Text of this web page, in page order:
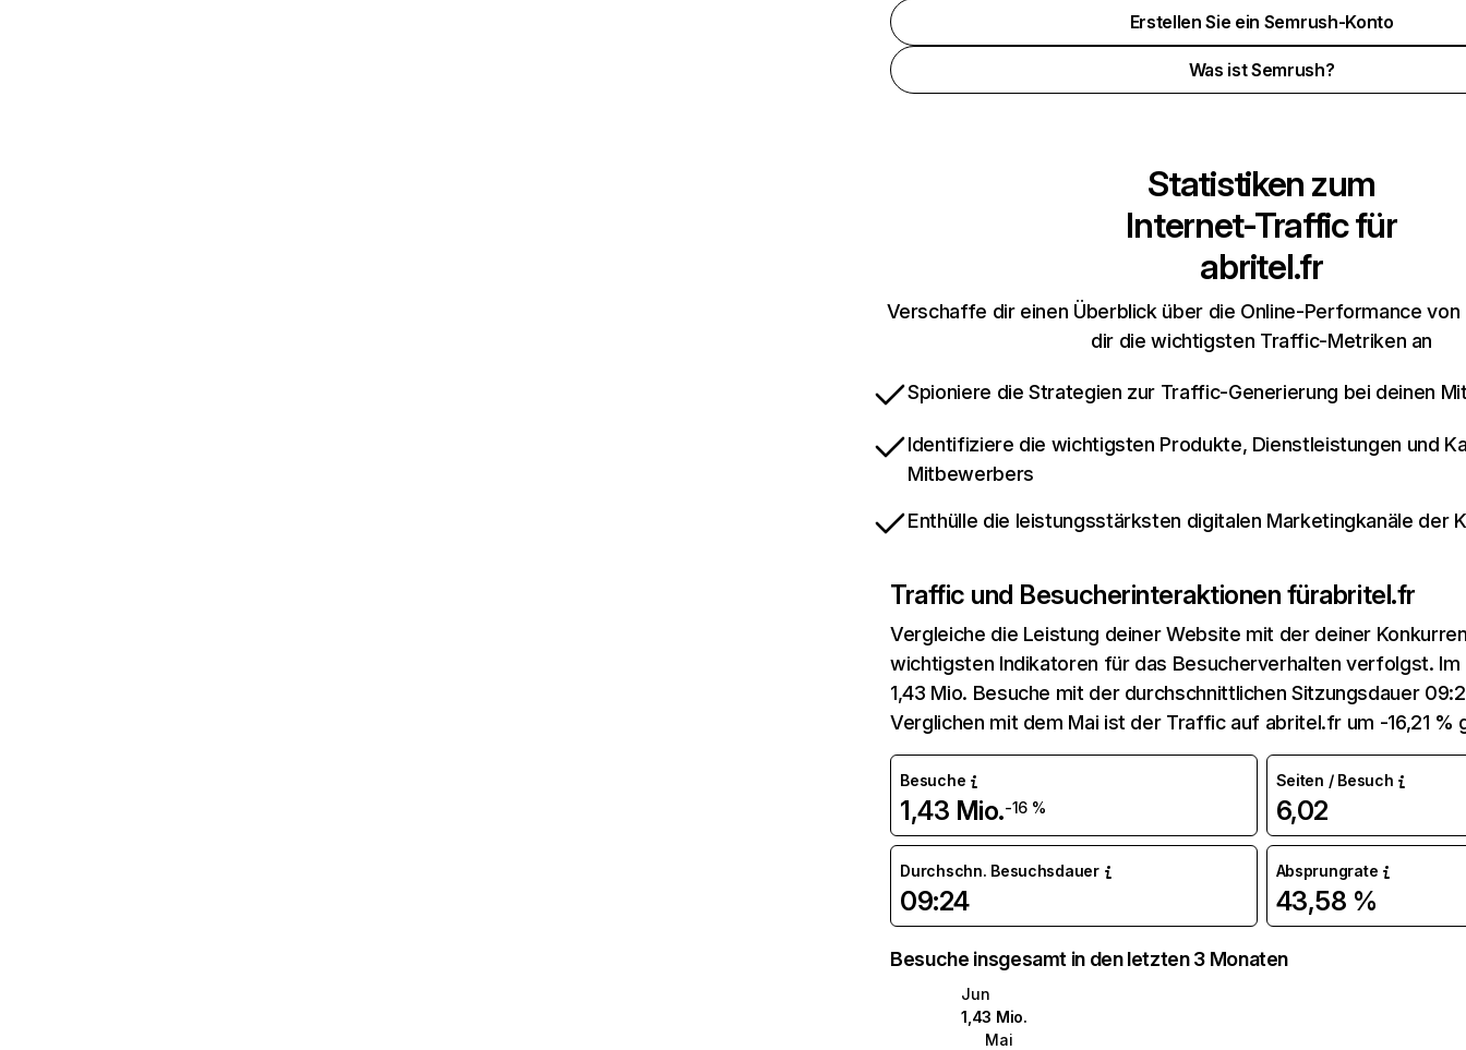
Erstellen Sie ein Semrush-Konto
Was ist Semrush?
Statistiken zum
Internet-Traffic für
abritel.fr
Verschaffe dir einen Überblick über die Online-Performance
dir die wichtigsten Traffic-Metriken an
Spioniere die Strategien zur Traffic-Generierung bei deinen
Identifiziere die wichtigsten Produkte, Dienstleistungen und
Mitbewerbers
Enthülle die leistungsstärksten digitalen Marketingkanäle der
Traffic und Besucherinteraktionen fürabritel.fr
Vergleiche die Leistung deiner Website mit der deiner
wichtigsten Indikatoren für das Besucherverhalten verfolgst.
1,43 Mio. Besuche mit der durchschnittlichen Sitzungsdauer
Verglichen mit dem Mai ist der Traffic auf abritel.fr um -16,21 %
Besuche
1,43 Mio.-16 %
Seiten / Besuch
6,02
Durchschn. Besuchsdauer
09:24
Absprungrate
43,58 %
Besuche insgesamt in den letzten 3 Monaten
Jun
1,43 Mio.
Mai